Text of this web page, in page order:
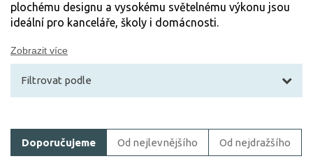
plochému designu a vysokému světelnému výkonu jsou
ideální pro kanceláře, školy i domácnosti.
Zobrazit více
Filtrovat podle
Cena
Doporučujeme Od nejlevnějšího Od nejdražšího